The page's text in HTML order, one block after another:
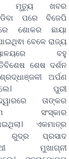
ମୃତ୍ୟୁ ଖବର
ପରେ ବିଜେପି
ଶୋକର ଛାୟା
ବେଳେ ରାଜ୍ୟ
ବହୁ
ଶେଷ ଦର୍ଶନ
ଅର୍ପଣ
ପୁରୀ
ତାଙ୍କର
ସଂସ୍କାର
ଏକମାତ୍ର
ରୁଦ୍ର ପ୍ରସାଦ
ମୁଖାଗ୍ନୀ